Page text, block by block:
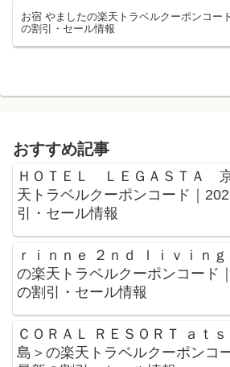
お宿 やましたの楽天トラベルクーポンコー
の割引・セール情報
おすすめ記事
ＨＯＴＥＬ ＬＥＧＡＳＴＡ
天トラベルクーポンコード｜
引・セール情報
ｒｉｎｎｅ ２ｎｄ ｌｉｖｉｎ
の楽天トラベルクーポンコード
の割引・セール情報
ＣＯＲＡＬ ＲＥＳＯＲＴ ａｔ
島＞の楽天トラベルクーポンコ